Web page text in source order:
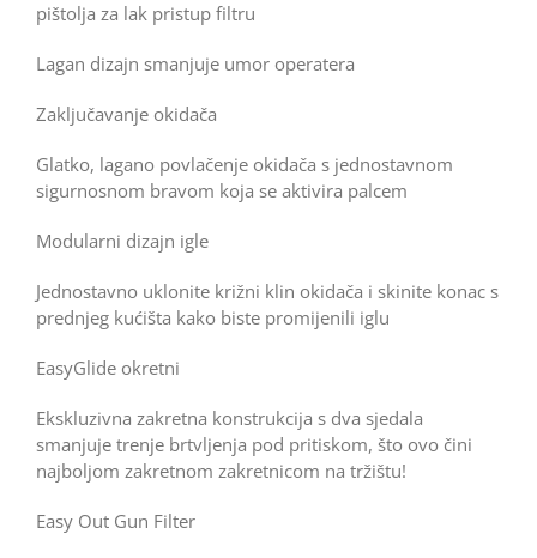
pištolja za lak pristup filtru
Lagan dizajn smanjuje umor operatera
Zaključavanje okidača
Glatko, lagano povlačenje okidača s jednostavnom
sigurnosnom bravom koja se aktivira palcem
Modularni dizajn igle
Jednostavno uklonite križni klin okidača i skinite konac s
prednjeg kućišta kako biste promijenili iglu
EasyGlide okretni
Ekskluzivna zakretna konstrukcija s dva sjedala
smanjuje trenje brtvljenja pod pritiskom, što ovo čini
najboljom zakretnom zakretnicom na tržištu!
Easy Out Gun Filter